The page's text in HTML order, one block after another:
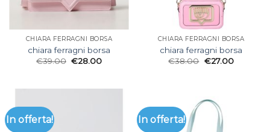
CHIARA FERRAGNI BORSA
chiara ferragni borsa
€39.00 €28.00
CHIARA FERRAGNI BORSA
chiara ferragni borsa
€38.00 €27.00
In offerta! In offerta!